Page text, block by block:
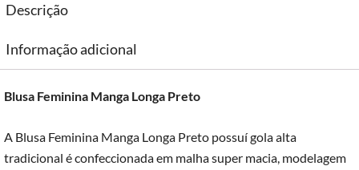
Descrição
Informação adicional
Blusa Feminina Manga Longa Preto
A Blusa Feminina Manga Longa Preto possuí gola alta
tradicional é confeccionada em malha super macia, modelagem